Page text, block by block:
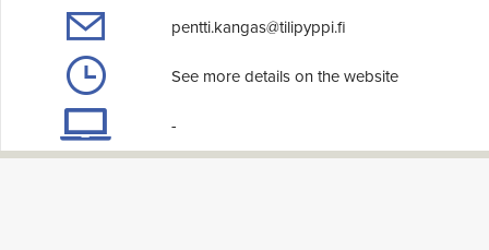
pentti.kangas@tilipyppi.fi
See more details on the website
-